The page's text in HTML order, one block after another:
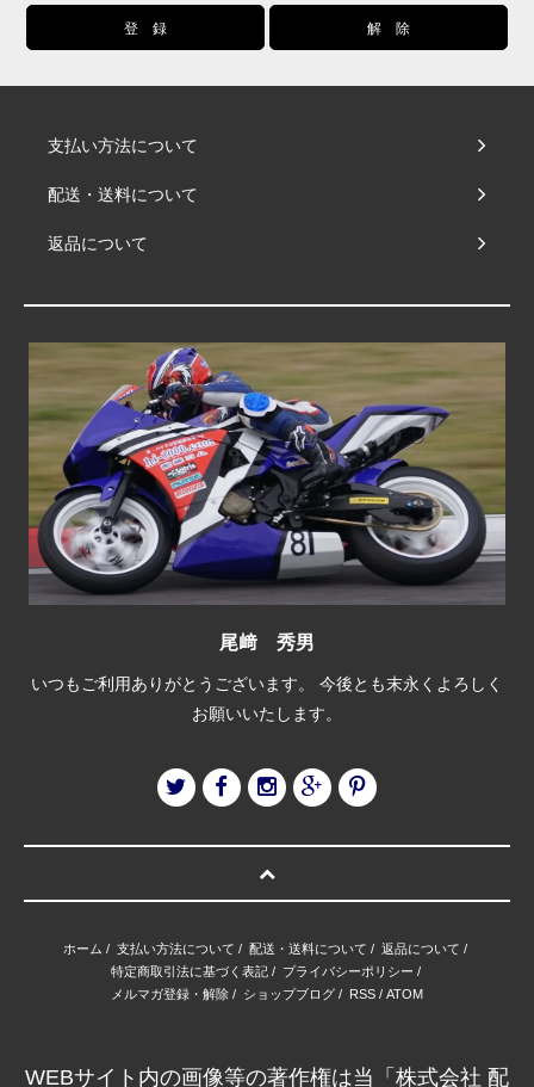
支払い方法について
配送・送料について
返品について
尾﨑 秀男
いつもご利用ありがとうございます。 今後とも末永くよろしく
お願いいたします。
ホーム / 支払い方法について / 配送・送料について / 返品について /
特定商取引法に基づく表記/ プライバシーポリシー /
メルマガ登録・解除 / ショップブログ / RSS / ATOM
WEBサイト内の画像等の著作権は当「株式会社 配